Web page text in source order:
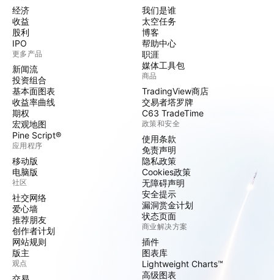
经济
收益
股利
IPO
更多产品
新闻流
投资组合
基本面图表
收益率曲线
期权
宏观地图
Pine Script®
应用程序
移动版
电脑版
社区
社交网络
爱心墙
推荐朋友
创作者计划
网站规则
版主
观点
我们是谁
太空任务
博客
帮助中心
职涯
媒体工具包
商品
TradingView商店
交易者塔罗牌
C63 TradeTime
政策和安全
使用条款
免责声明
隐私政策
Cookies政策
无障碍声明
安全提示
漏洞赏金计划
状态页面
商业解决方案
插件
图表库
Lightweight Charts™
高级图表